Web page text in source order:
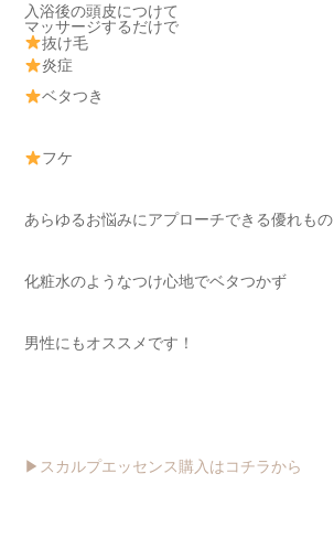
入浴後の頭皮につけて
マッサージするだけで
抜け毛
炎症
ベタつき
フケ
あらゆるお悩みにアプローチできる優れもの
化粧水のようなつけ心地でベタつかず
男性にもオススメです！
▶︎スカルプエッセンス購入はコチラから